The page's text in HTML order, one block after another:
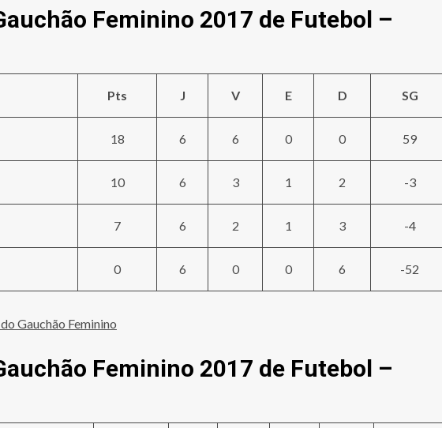
Feminino 2017 de Futebol –
Pts J V E D SG
18 6 6 0 0 59
10 6 3 1 2 -3
7 6 2 1 3 -4
0 6 0 0 6 -52
Gauchão Feminino
Feminino 2017 de Futebol –